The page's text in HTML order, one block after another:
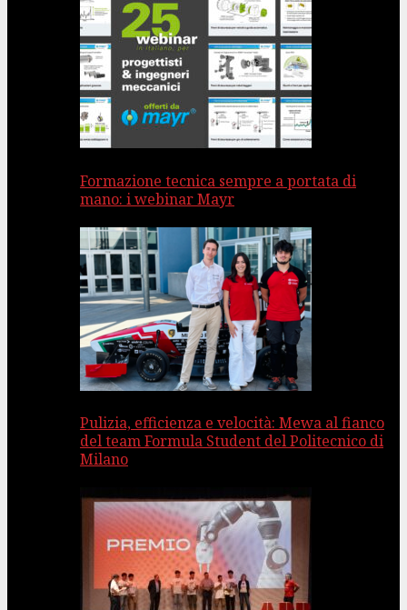
Formazione tecnica sempre a portata di
mano: i webinar Mayr
Pulizia, efficienza e velocità: Mewa al fianco
del team Formula Student del Politecnico di
Milano